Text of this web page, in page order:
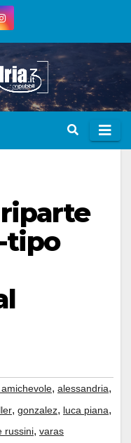
tipo
, alessandria,
, gonzalez, luca piana,
russini, varas